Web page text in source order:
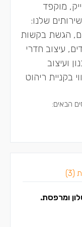
מוקפד
שלנו:
הגשת בקשות
עיצוב חדרי
ועיצוב
בקניית ריהוט
הבאים:
(3)
ומרפסת.